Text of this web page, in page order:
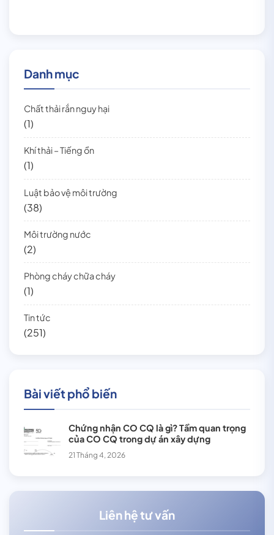
Danh mục
Chất thải rắn nguy hại
(1)
Khí thải – Tiếng ồn
(1)
Luật bảo vệ môi trường
(38)
Môi trường nước
(2)
Phòng cháy chữa cháy
(1)
Tin tức
(251)
Bài viết phổ biến
Chứng nhận CO CQ là gì? Tầm quan trọng
của CO CQ trong dự án xây dựng
21 Tháng 4, 2026
Liên hệ tư vấn